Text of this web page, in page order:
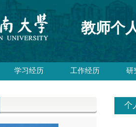
教师个
学习经历 工作经历 研
个